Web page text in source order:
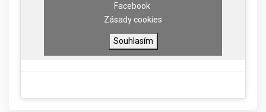
Facebook
Zásady cookies
Souhlasím